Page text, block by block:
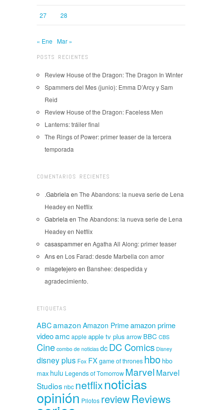
27 28
« Ene Mar »
POSTS RECIENTES
Review House of the Dragon: The Dragon In Winter
Spammers del Mes (junio): Emma D’Arcy y Sam
Reid
Review House of the Dragon: Faceless Men
Lanterns: tráiler final
The Rings of Power: primer teaser de la tercera
temporada
COMENTARIOS RECIENTES
.Gabriela en The Abandons: la nueva serie de Lena
Headey en Netflix
Gabriela en The Abandons: la nueva serie de Lena
Headey en Netflix
casaspammeren Agatha All Along: primer teaser
Ansen Los Farad: desde Marbella con amor
mlagetejero en Banshee: despedida y
agradecimiento.
ETIQUETAS
ABCamazon Amazon Primeamazon prime
videoamcapple apple tv plus arrow BBC CBS
Cine combo de noticias dcDC Comics Disney
disney plus Fox FX game of thrones hbo hbo
max hulu Legends of Tomorrow Marvel Marvel
Studios nbc netflixnoticias
opinión Pilotos reviewReviews